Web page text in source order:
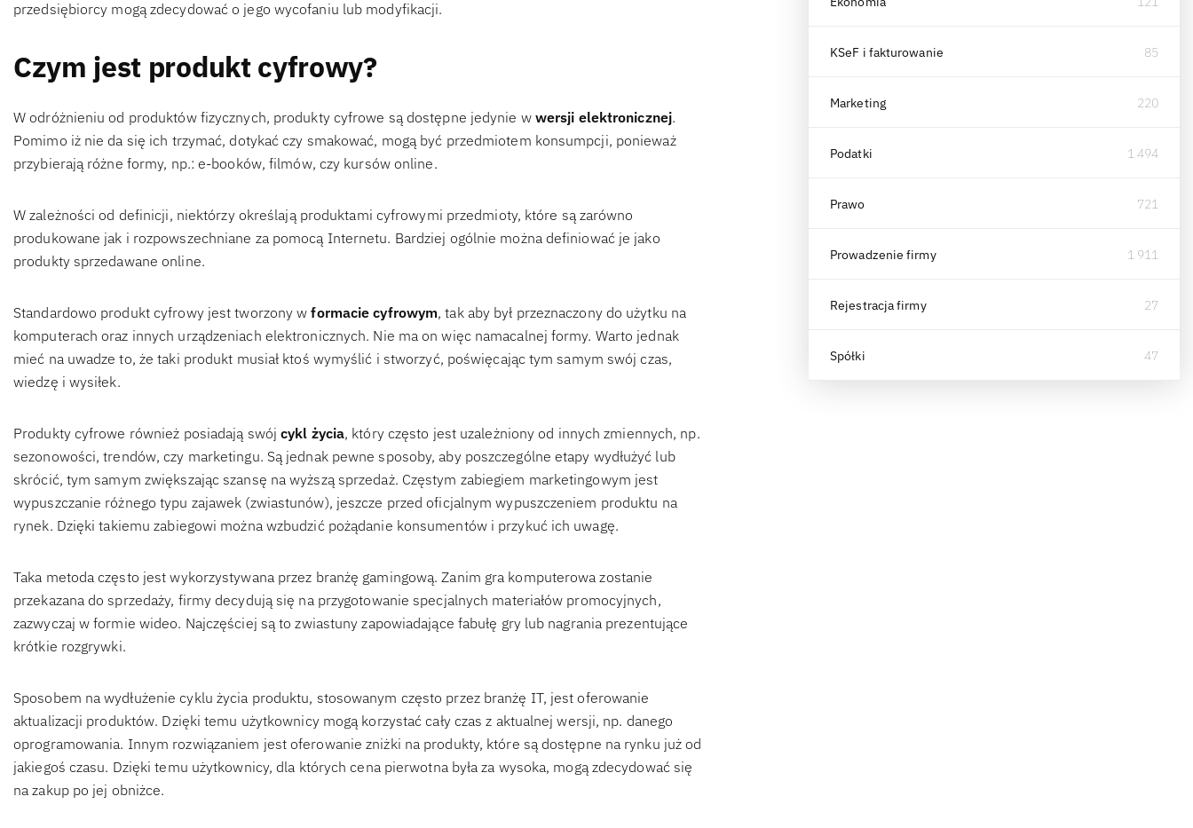
przedsiębiorcy mogą zdecydować o jego wycofaniu lub modyfikacji.
Czym jest produkt cyfrowy?
W odróżnieniu od produktów fizycznych, produkty cyfrowe są dostępne jedynie w wersji elektronicznej.
Pomimo iż nie da się ich trzymać, dotykać czy smakować, mogą być przedmiotem konsumpcji, ponieważ
przybierają różne formy, np.: e-booków, filmów, czy kursów online.
W zależności od definicji, niektórzy określają produktami cyfrowymi przedmioty, które są zarówno
produkowane jak i rozpowszechniane za pomocą Internetu. Bardziej ogólnie można definiować je jako
produkty sprzedawane online.
Standardowo produkt cyfrowy jest tworzony wformacie cyfrowym, tak aby był przeznaczony do użytku na
komputerach oraz innych urządzeniach elektronicznych. Nie ma on więc namacalnej formy. Warto jednak
mieć na uwadze to, że taki produkt musiał ktoś wymyślić i stworzyć, poświęcając tym samym swój czas,
wiedzę i wysiłek.
Produkty cyfrowe również posiadają swójcykl życia, który często jest uzależniony od innych zmiennych, np.
sezonowości, trendów, czy marketingu. Są jednak pewne sposoby, aby poszczególne etapy wydłużyć lub
skrócić, tym samym zwiększając szansę na wyższą sprzedaż. Częstym zabiegiem marketingowym jest
wypuszczanie różnego typu zajawek (zwiastunów), jeszcze przed oficjalnym wypuszczeniem produktu na
rynek. Dzięki takiemu zabiegowi można wzbudzić pożądanie konsumentów i przykuć ich uwagę.
Taka metoda często jest wykorzystywana przez branżę gamingową. Zanim gra komputerowa zostanie
przekazana do sprzedaży, firmy decydują się na przygotowanie specjalnych materiałów promocyjnych,
zazwyczaj w formie wideo. Najczęściej są to zwiastuny zapowiadające fabułę gry lub nagrania prezentujące
krótkie rozgrywki.
Sposobem na wydłużenie cyklu życia produktu, stosowanym często przez branżę IT, jest oferowanie
aktualizacji produktów. Dzięki temu użytkownicy mogą korzystać cały czas z aktualnej wersji, np. danego
oprogramowania. Innym rozwiązaniem jest oferowanie zniżki na produkty, które są dostępne na rynku już od
jakiegoś czasu. Dzięki temu użytkownicy, dla których cena pierwotna była za wysoka, mogą zdecydować się
na zakup po jej obniżce.
KSeF i fakturowanie 85
Marketing 220
Podatki 1 494
Prawo 721
Prowadzenie firmy 1 911
Rejestracja firmy 27
Spółki 47